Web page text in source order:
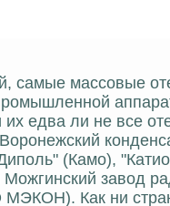
самые массовые
едва ли не все
(Камо),
завод
Как ни